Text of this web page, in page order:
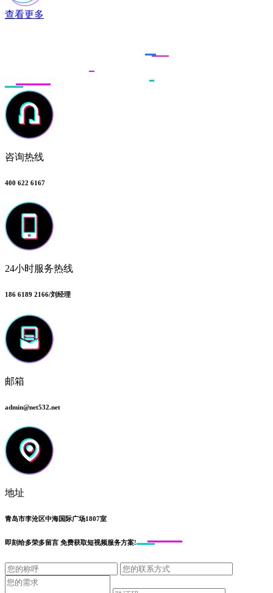
查看更多
咨询热线
400 622 6167
24小时服务热线
186 6189 2166/刘经理
邮箱
admin@net532.net
地址
青岛市李沧区中海国际广场1807室
即刻给多荣多留言 免费获取短视频服务方案!